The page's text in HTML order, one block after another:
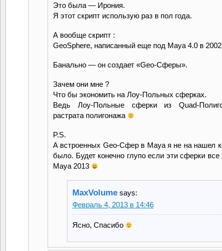
Это была — Ирония.
Я этот скрипт использую раз в пол года.
А вообще скрипт :
GeoSphere, написанный еще под Maya 4.0 в 2002
Банально — он создает «Geo-Сферы».
Зачем они мне ?
Что бы экономить на Лоу-Польных сферках.
Ведь Лоу-Польные сферки из Quad-
растрата полигонажа
P.S.
А встроенных Geo-Сфер в Maya я не на нашел
было. Будет конечно глупо если эти сферки все
Maya 2013
MaxVolume says:
Февраль 4, 2013 в 14:46
Ясно, Спасибо